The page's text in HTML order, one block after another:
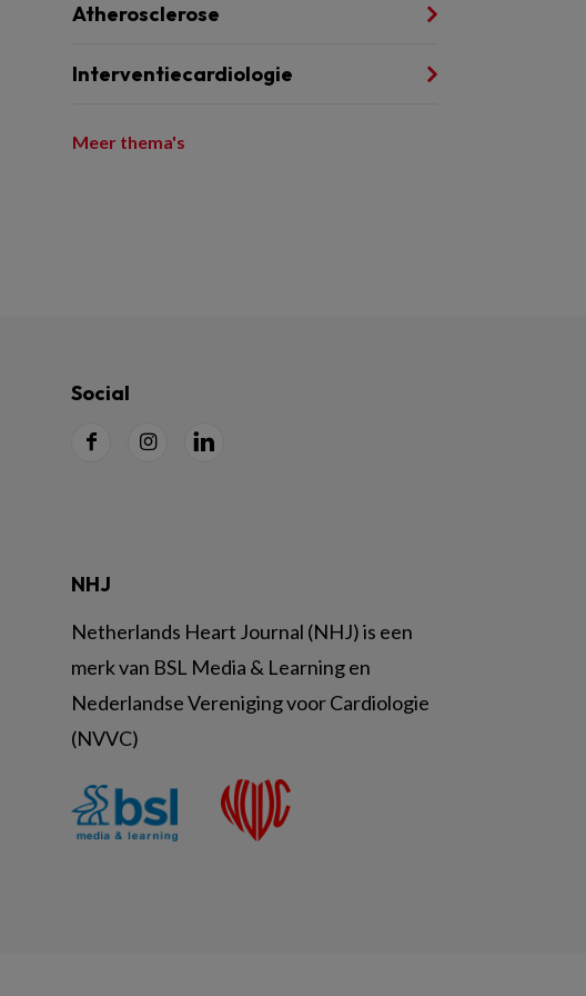
Atherosclerose
Interventiecardiologie
Meer thema's
Social
NHJ
Netherlands Heart Journal (NHJ) is een
merk van BSL Media & Learning en
Nederlandse Vereniging voor Cardiologie
(NVVC)